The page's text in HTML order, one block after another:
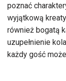
poznać
wyjątkową
również bogatą
uzupełnienie
każdy gość